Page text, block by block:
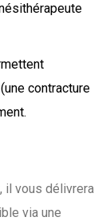
contracture
il vous délivrera
via une